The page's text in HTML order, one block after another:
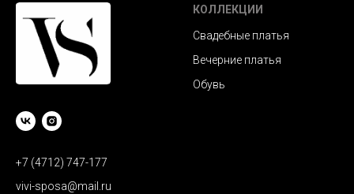
+7 (4712) 747-177
vivi-sposa@mail.ru
КОЛЛЕКЦИИ
Свадебные платья
Вечерние платья
Обувь